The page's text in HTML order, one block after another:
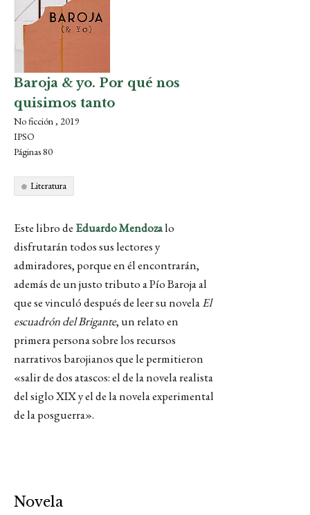
Baroja & yo. Por qué nos
quisimos tanto
No ficción , 2019
IPSO
Páginas 80
Literatura
Este libro de Eduardo Mendozalo
disfrutarán todos sus lectores y
admiradores, porque en él encontrarán,
además de un justo tributo a Pío Baroja al
que se vinculó después de leer su novelaEl
escuadrón del Brigante, un relato en
primera persona sobre los recursos
narrativos barojianos que le permitieron
«salir de dos atascos: el de la novela realista
del siglo XIX y el de la novela experimental
de la posguerra».
Novela